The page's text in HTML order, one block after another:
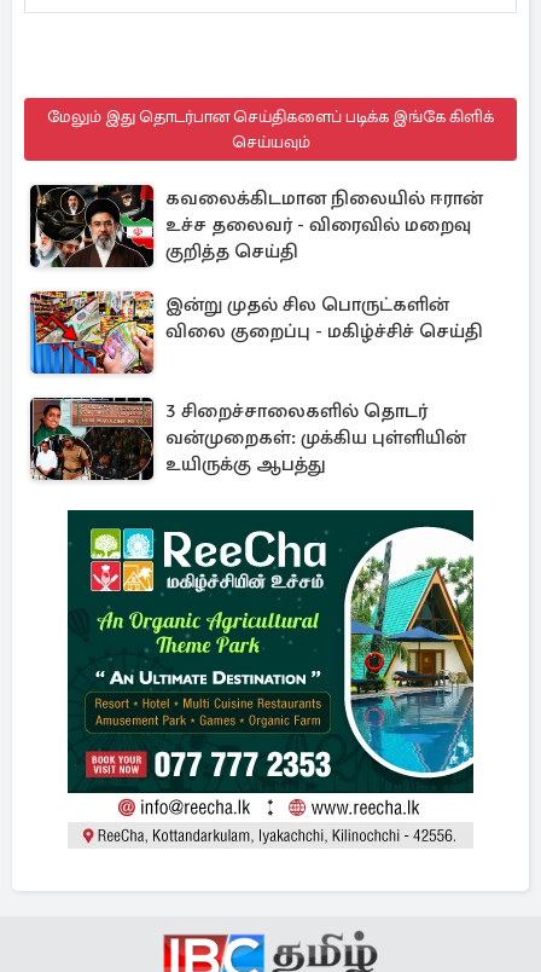
மேலும் இது தொடர்பான செய்திகளைப் படிக்க இங்கே கிளிக்
செய்யவும்
கவலைக்கிடமான நிலையில் ஈரான்
உச்ச தலைவர் - விரைவில் மறைவு
குறித்த செய்தி
இன்று முதல் சில பொருட்களின்
விலை குறைப்பு - மகிழ்ச்சிச் செய்தி
3 சிறைச்சாலைகளில் தொடர்
வன்முறைகள்: முக்கிய புள்ளியின்
உயிருக்கு ஆபத்து